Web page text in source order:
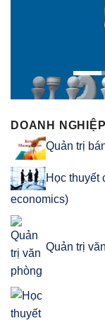
DOANH
Quản trị
Học thuyết
economics)
Quản trị